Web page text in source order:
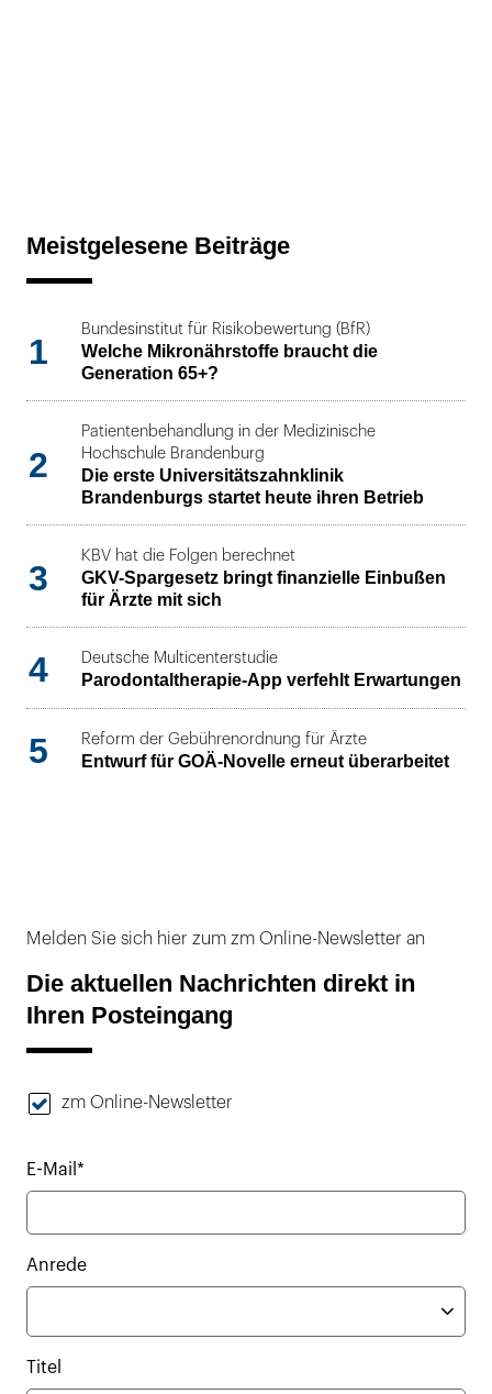
Meistgelesene Beiträge
1
Bundesinstitut für Risikobewertung (BfR)
Welche Mikronährstoffe braucht die
Generation 65+?
2
Patientenbehandlung in der Medizinische
Hochschule Brandenburg
Die erste Universitätszahnklinik
Brandenburgs startet heute ihren Betrieb
3
KBV hat die Folgen berechnet
GKV-Spargesetz bringt finanzielle Einbußen
für Ärzte mit sich
4 Deutsche Multicenterstudie
Parodontaltherapie-App verfehlt Erwartungen
5 Reform der Gebührenordnung für Ärzte
Entwurf für GOÄ-Novelle erneut überarbeitet
Melden Sie sich hier zum zm Online-Newsletter an
Die aktuellen Nachrichten direkt in
Ihren Posteingang
zm Online-Newsletter
E-Mail*
Anrede
Titel